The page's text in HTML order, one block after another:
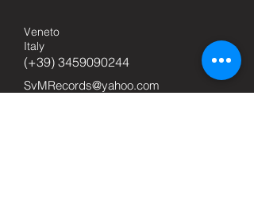
Veneto
Italy
(+39) 3459090244
SvMRecords@yahoo.com